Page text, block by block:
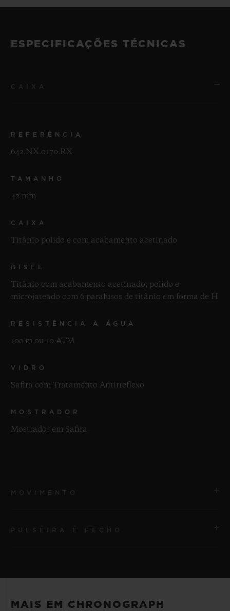
ESPECIFICAÇÕES TÉCNICAS
REFERÊNCIA
642.NX.0170.RX
TAMANHO
42 mm
CAIXA
Titânio polido e com acabamento acetinado
BISEL
Titânio com acabamento acetinado, polido e
microjateado com 6 parafusos de titânio em forma de H
RESISTÊNCIA À ÁGUA
100 m ou 10 ATM
VIDRO
Safira com Tratamento Antirreflexo
MOSTRADOR
Mostrador em Safira
PULSEIRA
MAIS EM CHRONOGRAPH